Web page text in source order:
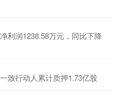
利润1238.58万元，同比下降
致行动人累计质押1.73亿股